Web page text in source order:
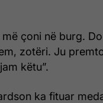
më çoni në burg.
zotëri. Ju
këtu”.
ka fituar